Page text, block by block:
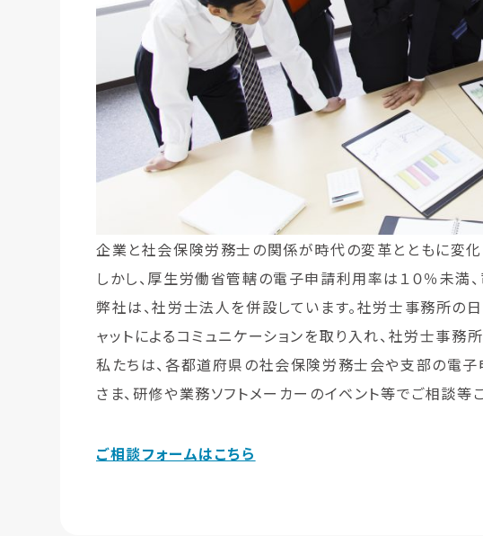
企業と社会保険労務士の関係が時代の変革とともに変化
しかし、厚生労働省管轄の電子申請利用率は１０％未満
弊社は、社労士法人を併設しています。社労士事務所の
ャットによるコミュニケーションを取り入れ、社労士事務
私たちは、各都道府県の社会保険労務士会や支部の電
さま、研修や業務ソフトメーカーのイベント等でご相談等
ご相談フォームはこちら